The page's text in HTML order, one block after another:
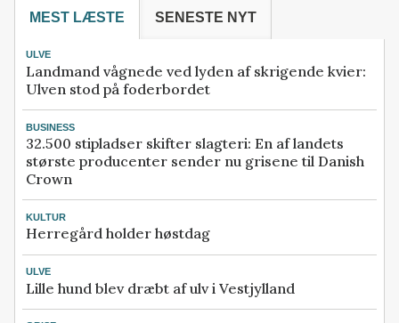
MEST LÆSTE SENESTE NYT
ULVE
Landmand vågnede ved lyden af skrigende kvier:
Ulven stod på foderbordet
BUSINESS
32.500 stipladser skifter slagteri: En af landets
største producenter sender nu grisene til Danish
Crown
KULTUR
Herregård holder høstdag
ULVE
Lille hund blev dræbt af ulv i Vestjylland